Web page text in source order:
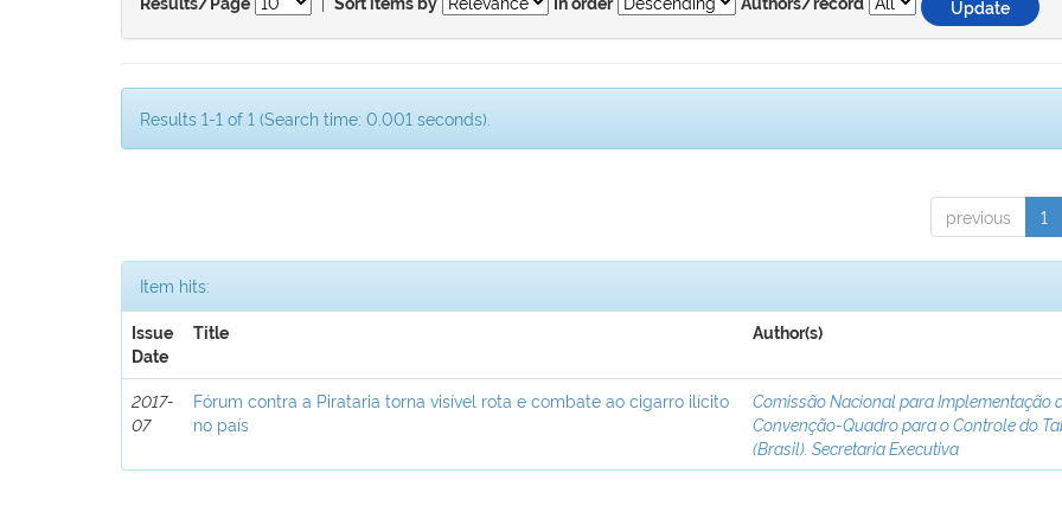
Results/Page Sort items by In order Authors/record
Results 1-1 of 1 (Search time: 0.001 seconds).
previous 1
Item hits:
Issue
Date
Title Author(s)
2017-
07
Fórum contra a Pirataria torna visível rota e combate ao cigarro ilícito
no país
Comissão Nacional para Implementação
Convenção-Quadro para o Controle do
(Brasil). Secretaria Executiva